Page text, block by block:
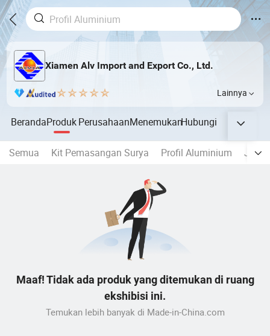
Xiamen Alv Import and Export Co., Ltd.
Lainnya
BerandaProdukPerusahaanMenemukanHubungi
Semua Kit Pemasangan Surya Profil Aluminium
Maaf! Tidak ada produk yang ditemukan di ruang
ekshibisi ini.
Temukan lebih banyak di Made-in-China.com